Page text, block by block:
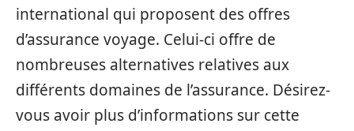
international qui proposent des offres
d’assurance voyage. Celui-ci offre de
nombreuses alternatives relatives aux
différents domaines de l’assurance. Désirez-
vous avoir plus d’informations sur cette